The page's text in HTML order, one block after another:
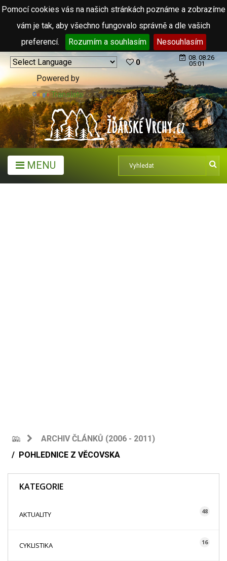
Pomocí cookies vás na našich stránkách poznáme a zobrazíme
vám je tak, aby všechno fungovalo správně a dle vašich
preferencí.
Rozumím a souhlasím Nesouhlasím
Powered by
Translate
0
08. 08.26
05:01
MENU
ARCHIV ČLÁNKŮ (2006 - 2011)
POHLEDNICE Z VĚCOVSKA
KATEGORIE
AKTUALITY 48
CYKLISTIKA 16